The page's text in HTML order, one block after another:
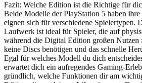
Fazit: Welche Edition ist die Richtige für
Beide Modelle der PlayStation 5 haben ihre
eignen sich für verschiedene Spielertypen.
Laufwerk ist ideal für Spieler, die auf
während die Digital Edition großen
keine Discs benötigen und das schnelle
Egal für welches Modell du dich
erwartet dich ein aufregendes Gaming-
gründlich, welche Funktionen dir am